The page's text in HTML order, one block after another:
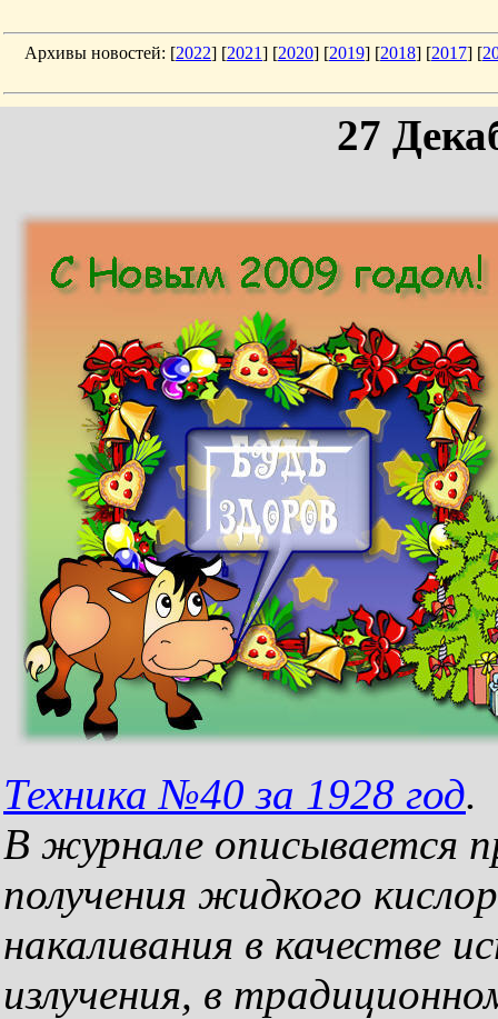
Архивы новостей: [2022] [2021] [2020] [2019] [2018] [2017] [
27
Техника №40 за 1928 год.
В журнале описывается
получения жидкого
накаливания в качестве
излучения, в